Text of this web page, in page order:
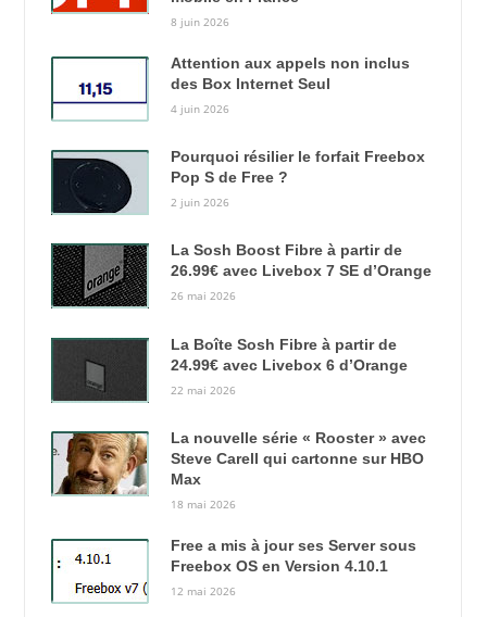
8 juin 2026
Attention aux appels non inclus
des Box Internet Seul
4 juin 2026
Pourquoi résilier le forfait Freebox
Pop S de Free ?
2 juin 2026
La Sosh Boost Fibre à partir de
26.99€ avec Livebox 7 SE d’Orange
26 mai 2026
La Boîte Sosh Fibre à partir de
24.99€ avec Livebox 6 d’Orange
22 mai 2026
La nouvelle série « Rooster » avec
Steve Carell qui cartonne sur HBO
Max
18 mai 2026
Free a mis à jour ses Server sous
Freebox OS en Version 4.10.1
12 mai 2026